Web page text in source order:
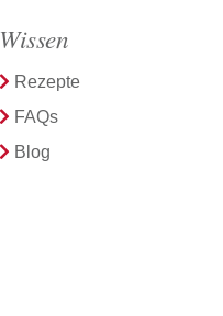
Wissen
Rezepte
FAQs
Blog